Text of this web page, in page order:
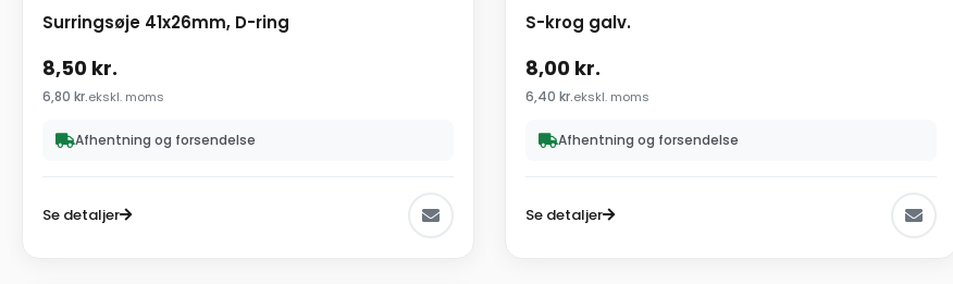
Surringsøje 41x26mm, D-ring
8,50 kr.
6,80 kr.ekskl. moms
Afhentning og forsendelse
Se detaljer
S-krog galv.
8,00 kr.
6,40 kr.ekskl. moms
Afhentning og forsendelse
Se detaljer